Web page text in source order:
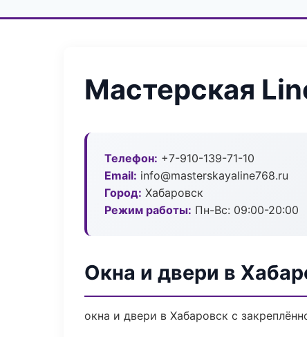
Мастерская
Телефон: +7-910-139-71-10
Email: info@masterskayaline768.ru
Город: Хабаровск
Режим работы: Пн-Вс: 09:00-20:00
Окна и двери в
окна и двери в Хабаровск с